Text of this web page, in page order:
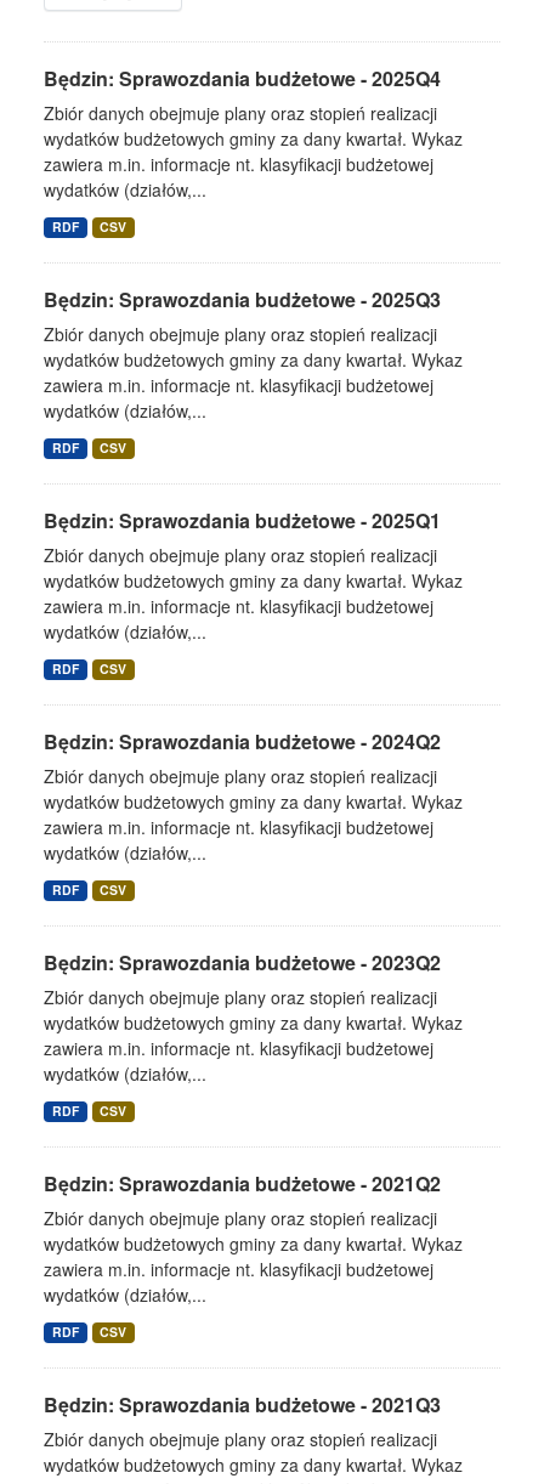
Będzin: Sprawozdania budżetowe - 2025Q4
Zbiór danych obejmuje plany oraz stopień realizacji
wydatków budżetowych gminy za dany kwartał. Wykaz
zawiera m.in. informacje nt. klasyfikacji budżetowej
wydatków (działów,...
RDF CSV
Będzin: Sprawozdania budżetowe - 2025Q3
Zbiór danych obejmuje plany oraz stopień realizacji
wydatków budżetowych gminy za dany kwartał. Wykaz
zawiera m.in. informacje nt. klasyfikacji budżetowej
wydatków (działów,...
RDF CSV
Będzin: Sprawozdania budżetowe - 2025Q1
Zbiór danych obejmuje plany oraz stopień realizacji
wydatków budżetowych gminy za dany kwartał. Wykaz
zawiera m.in. informacje nt. klasyfikacji budżetowej
wydatków (działów,...
RDF CSV
Będzin: Sprawozdania budżetowe - 2024Q2
Zbiór danych obejmuje plany oraz stopień realizacji
wydatków budżetowych gminy za dany kwartał. Wykaz
zawiera m.in. informacje nt. klasyfikacji budżetowej
wydatków (działów,...
RDF CSV
Będzin: Sprawozdania budżetowe - 2023Q2
Zbiór danych obejmuje plany oraz stopień realizacji
wydatków budżetowych gminy za dany kwartał. Wykaz
zawiera m.in. informacje nt. klasyfikacji budżetowej
wydatków (działów,...
RDF CSV
Będzin: Sprawozdania budżetowe - 2021Q2
Zbiór danych obejmuje plany oraz stopień realizacji
wydatków budżetowych gminy za dany kwartał. Wykaz
zawiera m.in. informacje nt. klasyfikacji budżetowej
wydatków (działów,...
RDF CSV
Będzin: Sprawozdania budżetowe - 2021Q3
Zbiór danych obejmuje plany oraz stopień realizacji
wydatków budżetowych gminy za dany kwartał. Wykaz